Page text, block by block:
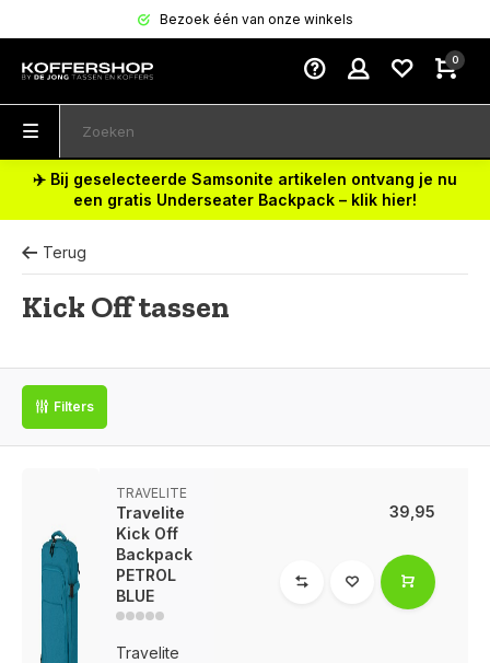
Bezoek één van onze winkels
0
✈️ Bij geselecteerde Samsonite artikelen ontvang je nu
een gratis Underseater Backpack – klik hier!
Terug
Kick Off tassen
Filters
TRAVELITE
Travelite
Kick Off
Backpack
PETROL
BLUE
Travelite
39,95